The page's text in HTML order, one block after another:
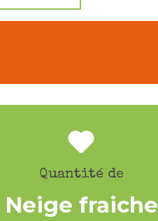
Quantité de
Neige fraiche